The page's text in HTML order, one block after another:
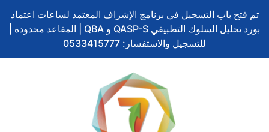
إلى
المحتوى
تم فتح باب التسجيل في برنامج الإشراف المعتمد لساعات اعتماد
بورد تحليل السلوك التطبيقي QASP-S و QBA | المقاعد محدودة |
للتسجيل والاستفسار: 0533415777